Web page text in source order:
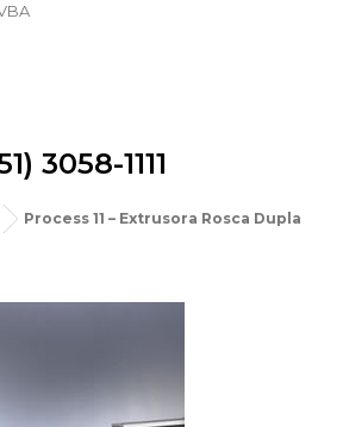
3058-1111
Process 11 – Extrusora Rosca Dupla